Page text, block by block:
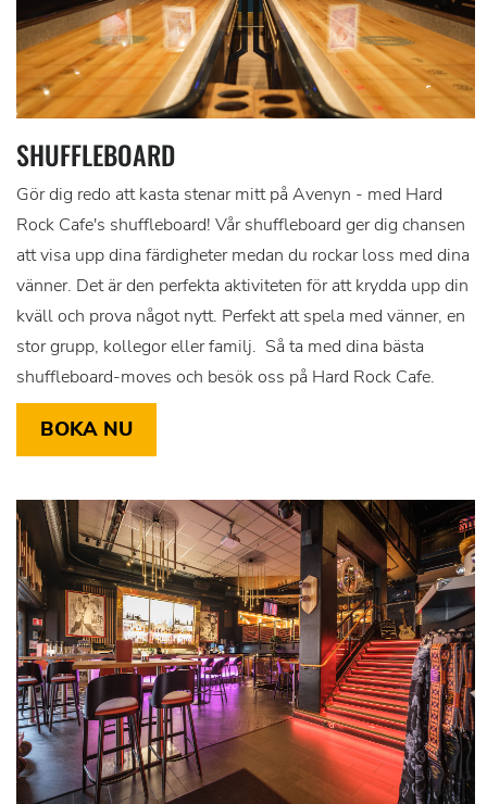
SHUFFLEBOARD
Gör dig redo att kasta stenar mitt på Avenyn - med Hard
Rock Cafe's shuffleboard! Vår shuffleboard ger dig chansen
att visa upp dina färdigheter medan du rockar loss med dina
vänner. Det är den perfekta aktiviteten för att krydda upp din
kväll och prova något nytt. Perfekt att spela med vänner, en
stor grupp, kollegor eller familj. Så ta med dina bästa
shuffleboard-moves och besök oss på Hard Rock Cafe.
BOKA NU